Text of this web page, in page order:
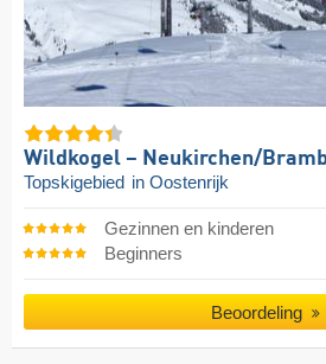
Wildkogel – Neukirchen/​
Topskigebied in Oostenrijk
Gezinnen en kinderen
Beginners
Beoordeling